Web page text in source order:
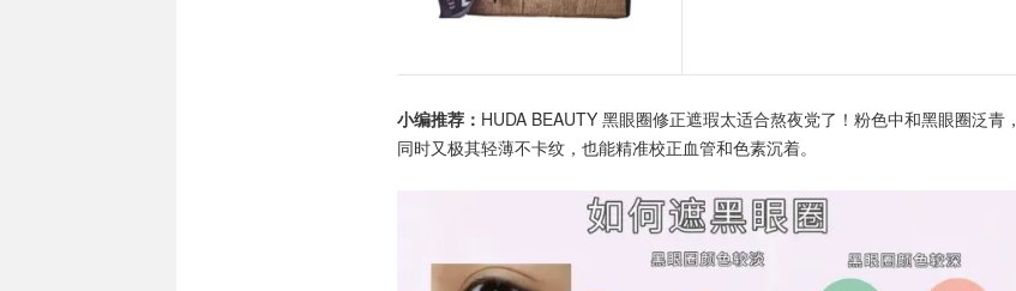
小编推荐： HUDA BEAUTY 黑眼圈修正遮瑕太适合熬夜党了！粉色中和黑眼圈泛青，
同时又极其轻薄不卡纹，也能精准校正血管和色素沉着。